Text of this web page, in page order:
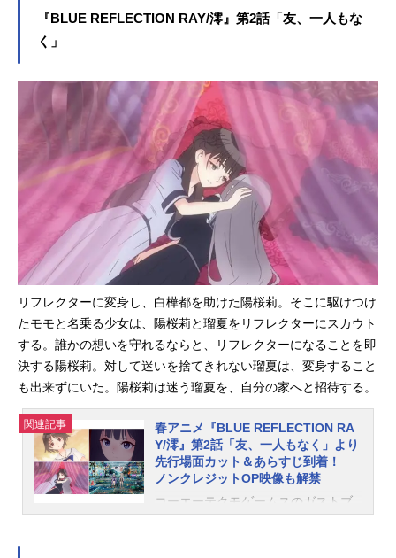
剣』を原点に、新たな少女たちの物
りTVアニメ『BLUEREFLECTIONRA
Y/澪』が"アニメイズム"枠にて放送開
始となります。このたび、“想い”を力
に変えて戦う「リフレクター」へと
変身した6人の少女たちが描かれたキ
ービジュアル、さらに第1話「消えな
い光」のあらすじ＆先行場面カット
が到着。平原陽桜莉と羽成瑠夏、2人
の少女の運命的な出会いから、つい
に物語が幕を開けます。また、キャ
ラクターたちがミニキャラとなった
スピンオフ動画「ぶるりふれい
っ！」が配信決定。本編では見られ
ない登場人物の意外な一面や、本編
の裏で実は繰り広げられているかも
しれない日常がコミカルに描かれま
す。こちらもお楽しみに。『BLUER
ル公開“想い”を力に変えて戦う「リフ
レクター」へと変身した6人の少女た
ち。構える武器は「ブルー」と「ル
ージュ」を彩り、それは果たして何
を意味しているのか。彼女たちの想
『BLUE REFLECTION RAY/澪』第2話「友、一人もな
く」
リフレクターに変身し、白樺都を助けた陽桜莉。そこに駆けつけ
たモモと名乗る少女は、陽桜莉と瑠夏をリフレクターにスカウト
する。誰かの想いを守れるならと、リフレクターになることを即
決する陽桜莉。対して迷いを捨てきれない瑠夏は、変身すること
も出来ずにいた。陽桜莉は迷う瑠夏を、自分の家へと招待する。
関連記事
春アニメ『BLUE REFLECTION RA
Y/澪』第2話「友、一人もなく」より
先行場面カット＆あらすじ到着！
ノンクレジットOP映像も解禁
コーエーテクモゲームスのガストブ